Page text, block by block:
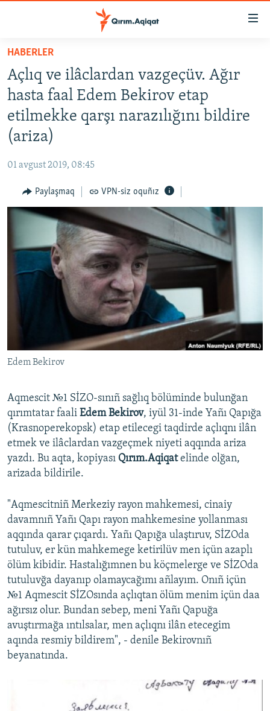
Esas
qaytmaq
Baş
navigatsiyağa
qaytmaq
Qıdıruvğa
HABERLER
SİYASET
İQTİSADİYAT
CEMİYET
İNSAN AQLARI
VİDEO
SÜRET
QOŞULIÑIZ!
RFE/RS bütün saytları
HABERLER
Açlıq ve ilâclardan vazgeçüv. Ağır
hasta faal Edem Bekirov etap
etilmekke qarşı narazılığını bildire
(ariza)
01 avgust 2019, 08:45
Paylaşmaq VPN-siz oquñız
Edem Bekirov
Aqmescit №1 SİZO-sınıñ sağlıq bölüminde bulunğan
qırımtatar faali Edem Bekirov, iyül 31-inde Yañı Qapığa
(Krasnoperekopsk) etap etilecegi taqdirde açlıqnı ilân
etmek ve ilâclardan vazgeçmek niyeti aqqında ariza
yazdı. Bu aqta, kopiyası Qırım.Aqiqatelinde olğan,
arizada bildirile.
"Aqmescitniñ Merkeziy rayon mahkemesi, cinaiy
davamnıñ Yañı Qapı rayon mahkemesine yollanması
aqqında qarar çıqardı. Yañı Qapığa ulaştıruv, SİZOda
tutuluv, er kün mahkemege ketirilüv men içün azaplı
ölüm kibidir. Hastalığımnen bu köçmelerge ve SİZOda
tutuluvğa dayanıp olamaycağımı añlayım. Onıñ içün
№1 Aqmescit SİZOsında açlıqtan ölüm menim içün daa
ağırsız olur. Bundan sebep, meni Yañı Qapuğa
avuştırmağa ıntılsalar, men açlıqnı ilân etecegim
aqında resmiy bildirem", - denile Bekirovnıñ
beyanatında.